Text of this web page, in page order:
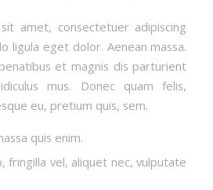
amet, consectetuer adipiscing
ligula eget dolor. Aenean massa.
et magnis dis parturient
mus. Donec quam felis,
eu, pretium quis, sem.
quis enim.
fringilla vel, aliquet nec, vulputate